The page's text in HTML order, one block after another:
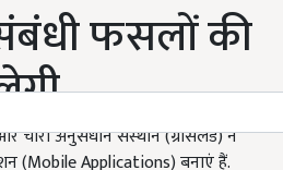
फसलों की
चारा अनुसंधान संस्थान (ग्रासलैंड) ने
(Mobile Applications) बनाएं हैं.